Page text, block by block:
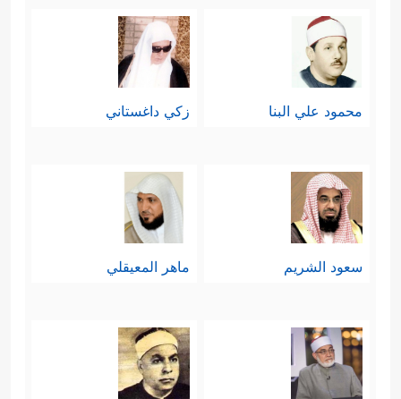
محمود علي البنا زكي داغستاني
سعود الشريم ماهر المعيقلي